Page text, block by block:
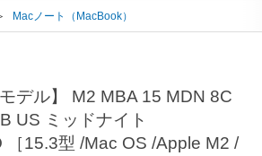
Macノート（MacBook）
デル】 M2 MBA 15 MDN 8C
US ミッドナイト
［15.3型 /Mac OS /Apple M2 /